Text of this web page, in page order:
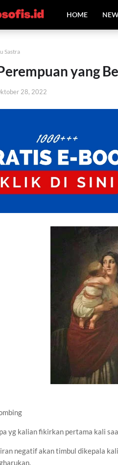
HOME
Sastra
yang
28, 2022
yg kalian fikirkan pertama kali
negatif akan timbul dikepala